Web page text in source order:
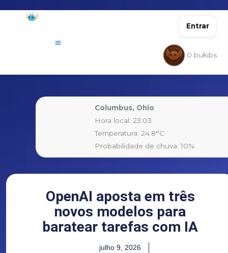
Entrar
0 bukibs
Columbus, Ohio
Hora local: 23:03
Temperatura: 24.8°C
Probabilidade de chuva: 10%
OpenAI aposta em três
novos modelos para
baratear tarefas com IA
julho 9, 2026